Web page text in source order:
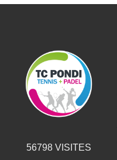
56798VISITES